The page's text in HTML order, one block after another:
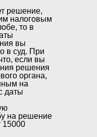
решение,
налоговым
то в
вы
в суд. При
если вы
решения
органа,
на
даты
на решение
15000